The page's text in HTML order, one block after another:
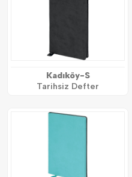
Kadıköy-S
Tarihsiz Defter